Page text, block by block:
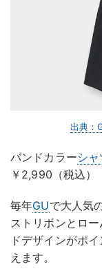
出典：
バンドカラーシ
￥2,990（税込）
毎年GUで大人気
ストリボンとロ
ドデザインがポ
えます。